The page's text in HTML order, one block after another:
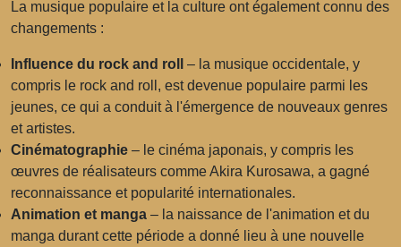
La musique populaire et la culture ont également connu des
changements :
Influence du rock and roll
– la musique occidentale, y
compris le rock and roll, est devenue populaire parmi les
jeunes, ce qui a conduit à l'émergence de nouveaux genres
et artistes.
Cinématographie – le cinéma japonais, y compris les
œuvres de réalisateurs comme Akira Kurosawa, a gagné
reconnaissance et popularité internationales.
Animation et manga – la naissance de l'animation et du
manga durant cette période a donné lieu à une nouvelle